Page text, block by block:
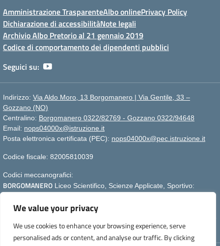
We value your privacy
We use cookies to enhance your browsing experience, serve
personalised ads or content, and analyse our traffic. By clicking
Amministrazione TrasparenteAlbo onlinePrivacy Policy
Dichiarazione di accessibilitàNote legali
Archivio Albo Pretorio al 21 gennaio 2019
Codice di comportamento dei dipendenti pubblici
Seguici su:
Indirizzo: Via Aldo Moro, 13 Borgomanero | Via Gentile, 33 –
Gozzano (NO)
Centralino: Borgomanero 0322/82769 - Gozzano 0322/94648
Email: nops04000x@istruzione.it
Posta elettronica certificata (PEC): nops04000x@pec.istruzione.it
Codice fiscale: 82005810039
Codici meccanografici:
BORGOMANERO Liceo Scientifico, Scienze Applicate, Sportivo:
GOZZANOLiceo Linguistico e Scienze Umane :
la pagina premere CTRL+F5